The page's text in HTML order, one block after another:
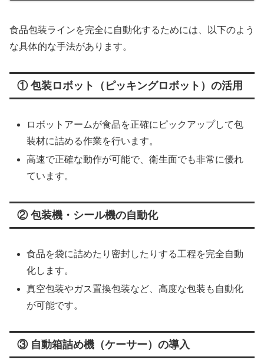
食品包装ラインを完全に自動化するためには、以下のよう
な具体的な手法があります。
① 包装ロボット（ピッキングロボット）の活用
ロボットアームが食品を正確にピックアップして包
装材に詰める作業を行います。
高速で正確な動作が可能で、衛生面でも非常に優れ
ています。
② 包装機・シール機の自動化
食品を袋に詰めたり密封したりする工程を完全自動
化します。
真空包装やガス置換包装など、高度な包装も自動化
が可能です。
③ 自動箱詰め機（ケーサー）の導入